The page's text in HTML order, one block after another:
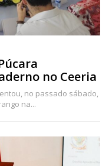
no Ceeria
no passado sábado,
na...